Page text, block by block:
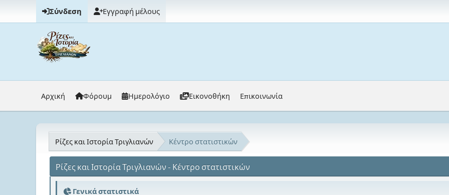
Σύνδεση Εγγραφή μέλους
Αρχική Φόρουμ Ημερολόγιο Εικονοθήκη Επικοινωνία
Ρίζες και Ιστορία Τριγλιανών Κέντρο στατιστικών
Ρίζες και Ιστορία Τριγλιανών - Κέντρο στατιστικών
Γενικά στατιστικά